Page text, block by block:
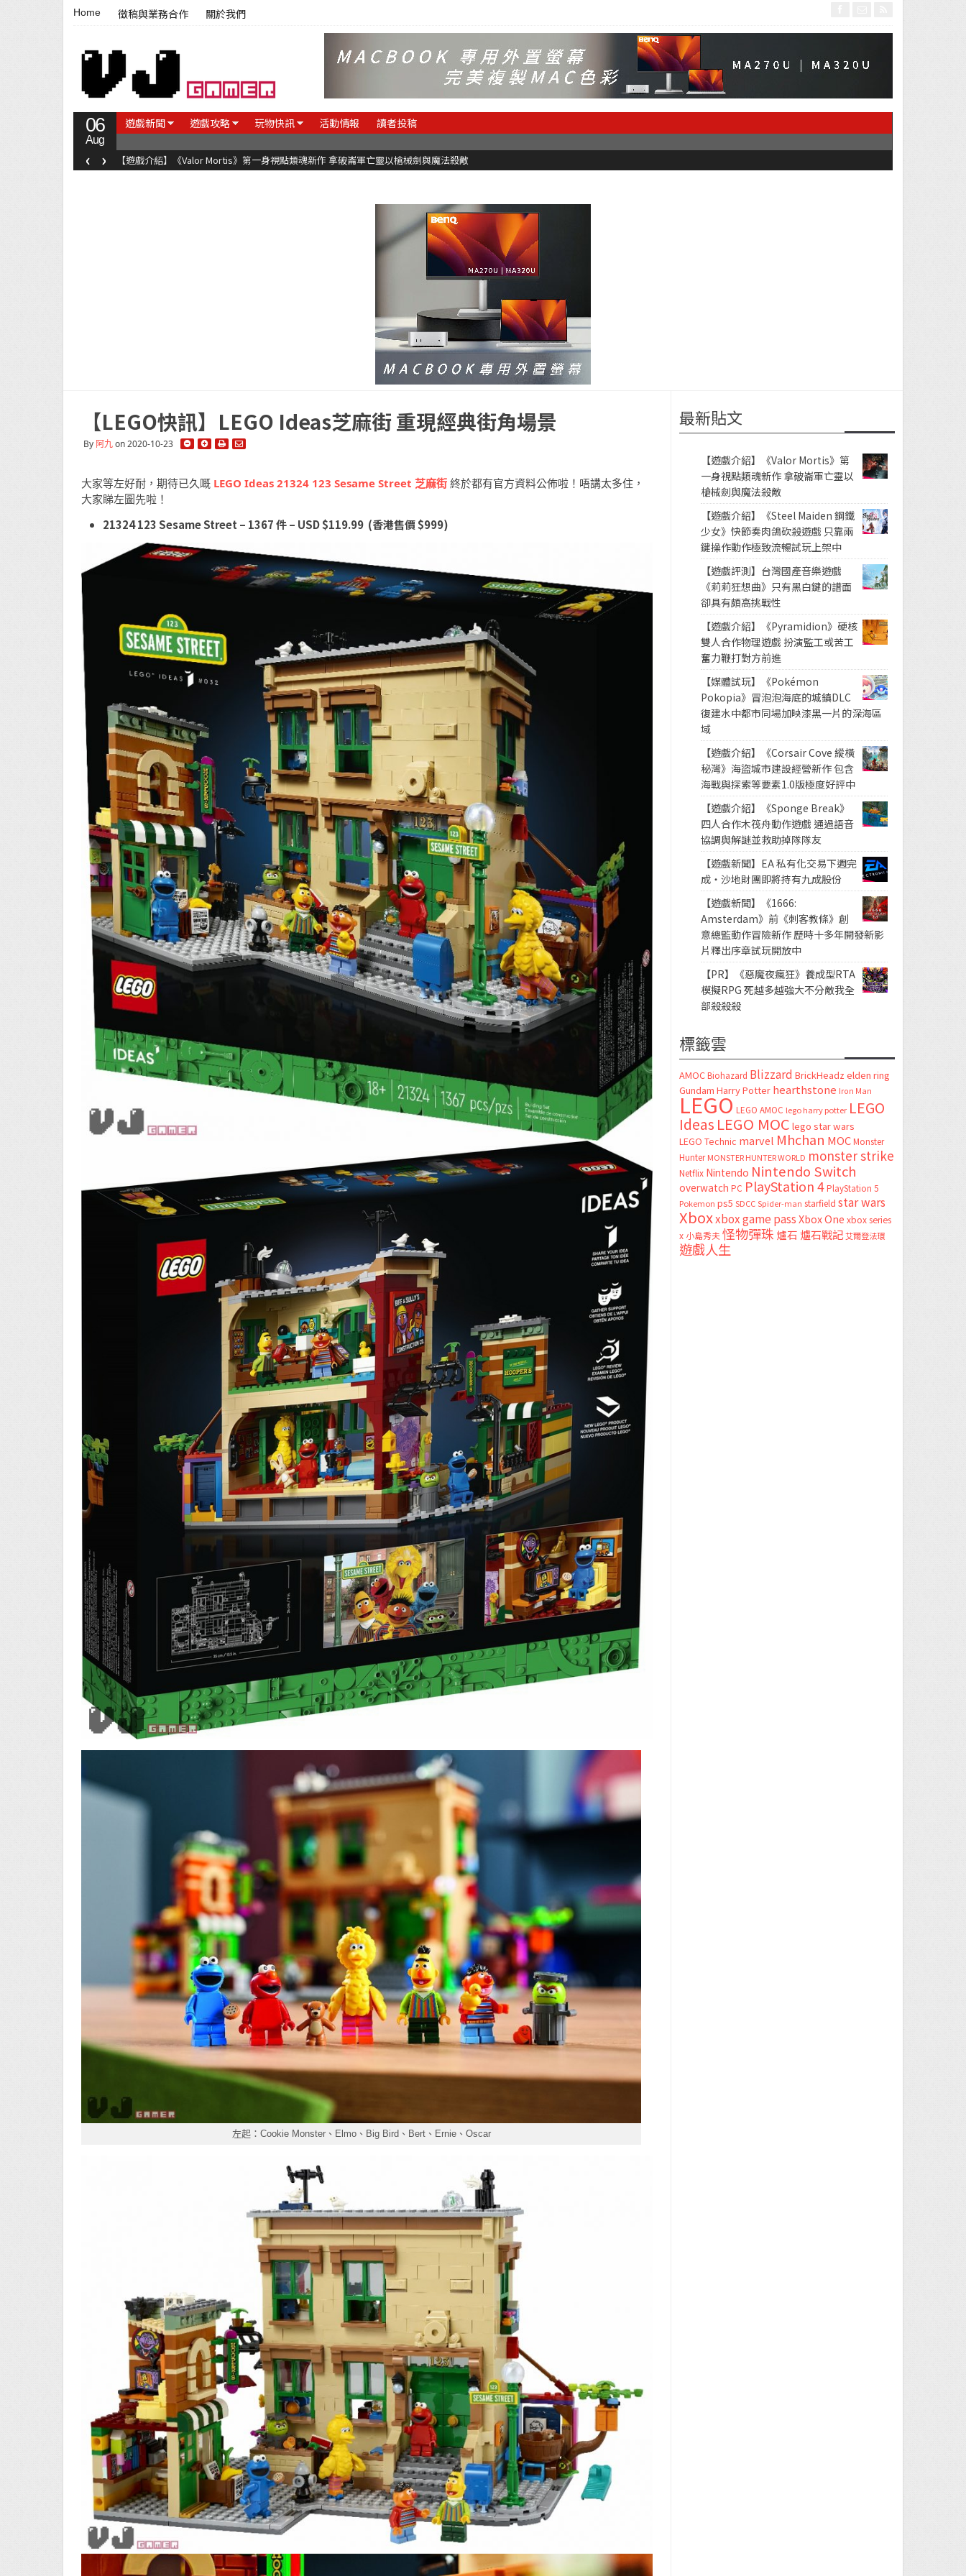
Home 徵稿與業務合作 關於我們
06
Aug
遊戲新聞 遊戲攻略 玩物快訊 活動情報 讀者投稿
【遊戲介紹】《Valor Mortis》第一身視點類魂新作 拿破崙軍亡靈以槍械劍與魔法殺敵
‹ ›
【LEGO快訊】LEGO Ideas芝麻街 重現經典街角場景
By 阿九on 2020-10-23
大家等左好耐，期待已久嘅 LEGO Ideas 21324 123 Sesame Street 芝麻街 終於都有官方資料公佈啦！唔講太多住，
大家睇左圖先啦！
21324 123 Sesame Street – 1367 件 – USD $119.99 (香港售價 $999)
左起：Cookie Monster、Elmo、Big Bird、Bert、Ernie、Oscar
最新貼文
【遊戲介紹】《Valor Mortis》第
一身視點類魂新作 拿破崙軍亡靈以
槍械劍與魔法殺敵
【遊戲介紹】《Steel Maiden 鋼鐵
少女》快節奏肉鴿砍殺遊戲 只靠兩
鍵操作動作極致流暢試玩上架中
【遊戲評測】台灣國產音樂遊戲
《莉莉狂想曲》只有黑白鍵的譜面
卻具有頗高挑戰性
【遊戲介紹】《Pyramidion》硬核
雙人合作物理遊戲 扮演監工或苦工
奮力鞭打對方前進
【媒體試玩】《Pokémon
Pokopia》冒泡泡海底的城鎮DLC
復建水中都市同場加映漆黑一片的深海區
域
【遊戲介紹】《Corsair Cove 縱橫
秘灣》海盜城市建設經營新作 包含
海戰與探索等要素1.0版極度好評中
【遊戲介紹】《Sponge Break》
四人合作木筏舟動作遊戲 通過語音
協調與解謎並救助掉隊隊友
【遊戲新聞】EA 私有化交易下週完
成・沙地財團即將持有九成股份
【遊戲新聞】《1666:
Amsterdam》前《刺客教條》創
意總監動作冒險新作 歷時十多年開發新影
片釋出序章試玩開放中
【PR】《惡魔夜瘋狂》養成型RTA
模擬RPG 死越多越強大不分敵我全
部殺殺殺
標籤雲
AMOC Biohazard Blizzard BrickHeadz elden ring
Gundam Harry Potter hearthstone Iron Man
LEGO LEGO AMOC lego harry potter LEGO
Ideas LEGO MOC lego star wars
LEGO Technic marvel Mhchan MOC Monster
Hunter MONSTER HUNTER WORLD monster strike
Netflix Nintendo Nintendo Switch
overwatch PC PlayStation 4 PlayStation 5
Pokemon ps5 SDCC Spider-man starfield star wars
Xboxxbox game passXbox One xbox series
x 小島秀夫怪物彈珠 爐石 爐石戰記艾爾登法環
遊戲人生